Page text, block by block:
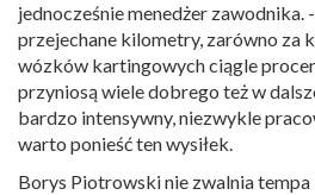
jednocześnie menedżer zawodnika.
przejechane kilometry, zarówno za
wózków kartingowych ciągle
przyniosą wiele dobrego też w
bardzo intensywny, niezwykle
warto ponieść ten wysiłek.
Borys Piotrowski nie zwalnia tempa